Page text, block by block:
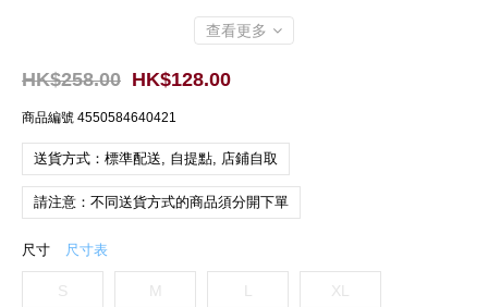
查看更多
HK$128.00
HK$258.00
商品編號 4550584640421
送貨方式：標準配送, 自提點, 店鋪自取
請注意：不同送貨方式的商品須分開下單
尺寸 尺寸表
S M XL